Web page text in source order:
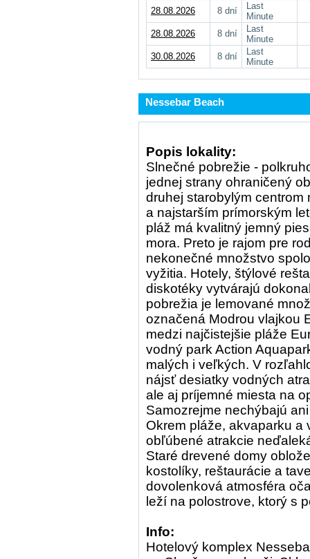
28.08.2026
8 dní
Last
Minute
28.08.2026
8 dní
Last
Minute
30.08.2026
8 dní
Last
Minute
Nessebar Beach
Popis lokality:
Slnečné pobrežie -
jednej strany ohraničený
druhej starobylým
a najstarším prímorským
pláž má kvalitný jemný
mora. Preto je rajom pre
nekonečné množstvo
vyžitia. Hotely, štýlové
diskotéky vytvárajú
pobrežia je lemované
označená Modrou vlajkou
medzi najčistejšie pláže
vodný park Action
malých i veľkých. V
nájsť desiatky vodných
ale aj príjemné miesta na
Samozrejme nechýbajú
Okrem pláže, akvaparku
obľúbené atrakcie
Staré drevené domy
kostolíky, reštaurácie a
dovolenková atmosféra
leží na polostrove, ktorý s
Info:
Hotelový komplex